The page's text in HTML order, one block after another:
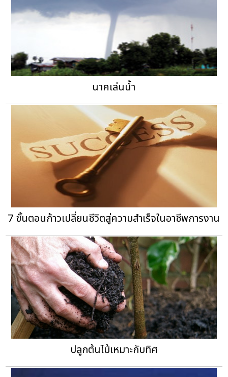
นาคเล่นน้ำ
7 ขั้นตอนก้าวเปลี่ยนชีวิตสู่ความสำเร็จในอาชีพการงาน
ปลูกต้นไม้เหมาะกับทิศ